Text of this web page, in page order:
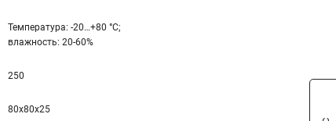
Температура: -20…+80 °С;
влажность: 20-60%
250
80x80x25